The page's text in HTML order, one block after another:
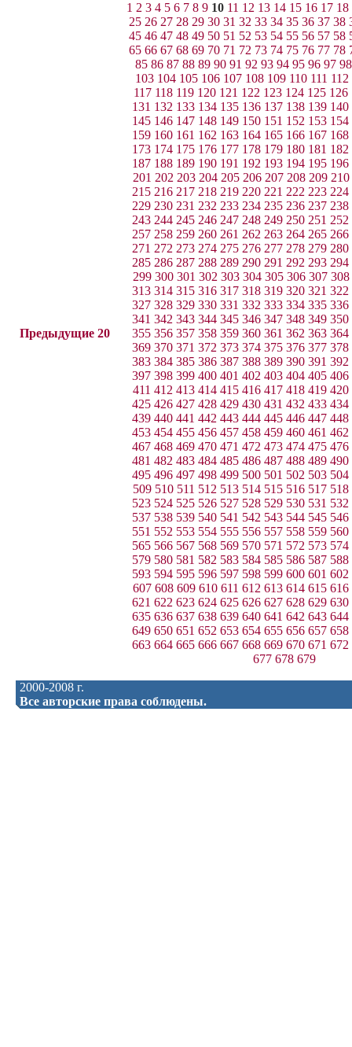
Предыдущие 20
1 2 3 4 5 6 7 8 9 10 11 12 13 14 15 16 17 18
25 26 27 28 29 30 31 32 33 34 35 36 37 38
45 46 47 48 49 50 51 52 53 54 55 56 57 58
65 66 67 68 69 70 71 72 73 74 75 76 77 78
85 86 87 88 89 90 91 92 93 94 95 96 97 98
103 104 105 106 107 108 109 110 111 112
117 118 119 120 121 122 123 124 125 126
131 132 133 134 135 136 137 138 139 140
145 146 147 148 149 150 151 152 153 154
159 160 161 162 163 164 165 166 167 168
173 174 175 176 177 178 179 180 181 182
187 188 189 190 191 192 193 194 195 196
201 202 203 204 205 206 207 208 209 210
215 216 217 218 219 220 221 222 223 224
229 230 231 232 233 234 235 236 237 238
243 244 245 246 247 248 249 250 251 252
257 258 259 260 261 262 263 264 265 266
271 272 273 274 275 276 277 278 279 280
285 286 287 288 289 290 291 292 293 294
299 300 301 302 303 304 305 306 307 308
313 314 315 316 317 318 319 320 321 322
327 328 329 330 331 332 333 334 335 336
341 342 343 344 345 346 347 348 349 350
355 356 357 358 359 360 361 362 363 364
369 370 371 372 373 374 375 376 377 378
383 384 385 386 387 388 389 390 391 392
397 398 399 400 401 402 403 404 405 406
411 412 413 414 415 416 417 418 419 420
425 426 427 428 429 430 431 432 433 434
439 440 441 442 443 444 445 446 447 448
453 454 455 456 457 458 459 460 461 462
467 468 469 470 471 472 473 474 475 476
481 482 483 484 485 486 487 488 489 490
495 496 497 498 499 500 501 502 503 504
509 510 511 512 513 514 515 516 517 518
523 524 525 526 527 528 529 530 531 532
537 538 539 540 541 542 543 544 545 546
551 552 553 554 555 556 557 558 559 560
565 566 567 568 569 570 571 572 573 574
579 580 581 582 583 584 585 586 587 588
593 594 595 596 597 598 599 600 601 602
607 608 609 610 611 612 613 614 615 616
621 622 623 624 625 626 627 628 629 630
635 636 637 638 639 640 641 642 643 644
649 650 651 652 653 654 655 656 657 658
663 664 665 666 667 668 669 670 671 672
677 678 679
2000-2008 г.
Все авторские права соблюдены.